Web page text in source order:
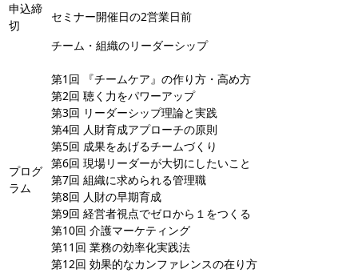
申込締
切
セミナー開催日の2営業日前
プログ
ラム
チーム・組織のリーダーシップ
第1回 『チームケア』の作り方・高め方
第2回 聴く力をパワーアップ
第3回 リーダーシップ理論と実践
第4回 人財育成アプローチの原則
第5回 成果をあげるチームづくり
第6回 現場リーダーが大切にしたいこと
第7回 組織に求められる管理職
第8回 人財の早期育成
第9回 経営者視点でゼロから１をつくる
第10回 介護マーケティング
第11回 業務の効率化実践法
第12回 効果的なカンファレンスの在り方